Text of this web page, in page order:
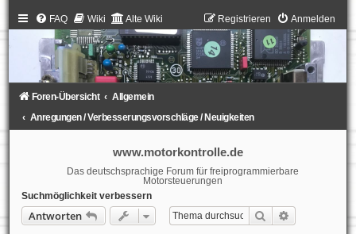
FAQ Wiki Alte Wiki Anmelden
Registrieren
Foren-Übersicht
Allgemein
Anregungen / Verbesserungsvorschläge / Neuigkeiten
www.motorkontrolle.de
Das deutschsprachige Forum für freiprogrammierbare
Motorsteuerungen
Suchmöglichkeit verbessern
Antworten Suche